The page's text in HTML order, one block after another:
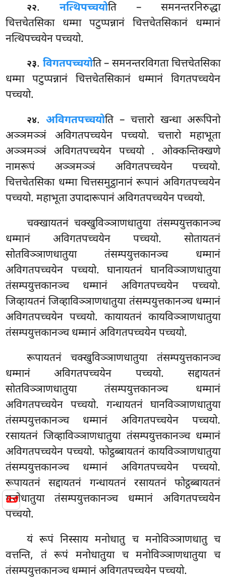
📜
२२. नत्थिपच्चयोति – समनन्तरनिरुद्धा
चित्तचेतसिका धम्मा पटुप्पन्नानं चित्तचेतसिकानं धम्मानं
नत्थिपच्चयेन पच्चयो.
२३. विगतपच्चयोति – समनन्तरविगता चित्तचेतसिका
धम्मा पटुप्पन्नानं चित्तचेतसिकानं धम्मानं विगतपच्चयेन
पच्चयो.
२४.अविगतपच्चयोति– चत्तारो खन्धा अरूपिनो
अञ्ञमञ्ञं अविगतपच्चयेन पच्चयो. चत्तारो महाभूता
अञ्ञमञ्ञं अविगतपच्चयेन पच्चयो . ओक्कन्तिक्खणे
नामरूपं अञ्ञमञ्ञं अविगतपच्चयेन पच्चयो.
चित्तचेतसिका धम्मा चित्तसमुट्ठानानं रूपानं अविगतपच्चयेन
पच्चयो. महाभूता उपादारूपानं अविगतपच्चयेन पच्चयो.
चक्खायतनं चक्खुविञ्ञाणधातुया तंसम्पयुत्तकानञ्च
धम्मानं अविगतपच्चयेन पच्चयो. सोतायतनं
सोतविञ्ञाणधातुया तंसम्पयुत्तकानञ्च धम्मानं
अविगतपच्चयेन पच्चयो. घानायतनं घानविञ्ञाणधातुया
तंसम्पयुत्तकानञ्च धम्मानं अविगतपच्चयेन पच्चयो.
जिव्हायतनं जिव्हाविञ्ञाणधातुया तंसम्पयुत्तकानञ्च धम्मानं
अविगतपच्चयेन पच्चयो. कायायतनं कायविञ्ञाणधातुया
तंसम्पयुत्तकानञ्च धम्मानं अविगतपच्चयेन पच्चयो.
रूपायतनंचक्खुविञ्ञाणधातुया तंसम्पयुत्तकानञ्च
धम्मानं अविगतपच्चयेन पच्चयो. सद्दायतनं
सोतविञ्ञाणधातुया तंसम्पयुत्तकानञ्च धम्मानं
अविगतपच्चयेन पच्चयो. गन्धायतनं घानविञ्ञाणधातुया
तंसम्पयुत्तकानञ्च धम्मानं अविगतपच्चयेन पच्चयो.
रसायतनं जिव्हाविञ्ञाणधातुया तंसम्पयुत्तकानञ्च धम्मानं
अविगतपच्चयेन पच्चयो. फोट्ठब्बायतनं कायविञ्ञाणधातुया
तंसम्पयुत्तकानञ्च धम्मानं अविगतपच्चयेन पच्चयो.
रूपायतनं सद्दायतनं गन्धायतनं रसायतनं फोट्ठब्बायतनं
मनोधातुया तंसम्पयुत्तकानञ्च धम्मानं अविगतपच्चयेन
पच्चयो.
यं रूपं निस्साय मनोधातु च मनोविञ्ञाणधातु च
वत्तन्ति, तं रूपं मनोधातुया च मनोविञ्ञाणधातुया च
तंसम्पयुत्तकानञ्च धम्मानं अविगतपच्चयेन पच्चयो.